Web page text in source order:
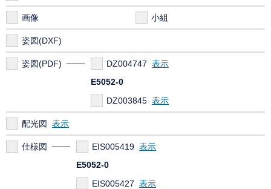
画像 小組
姿図(DXF)
姿図(PDF)
DZ004747
E5052-0
DZ003845
配光図
仕様図
EIS005419
E5052-0
EIS005427